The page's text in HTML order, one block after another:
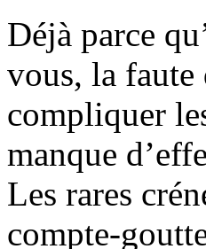
Déjà parce
vous, la faute
compliquer
manque
Les rares
compte-